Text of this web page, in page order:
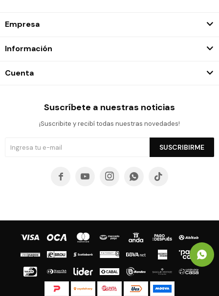
Empresa
Información
Cuenta
Suscríbete a nuestras noticias
¡Suscribite y recibí todas nuestras novedades!
SUSCRIBIRME
    